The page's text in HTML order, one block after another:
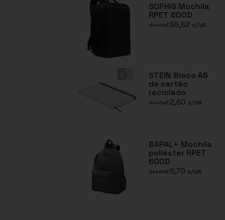
SOPHIS Mochila
RPET 600D
desde€55,52 s/IVA
STEIN Bloco A5
de cartão
reciclado
desde€2,60 s/IVA
BAPAL+ Mochila
poliéster RPET
600D
desde€6,70 s/IVA